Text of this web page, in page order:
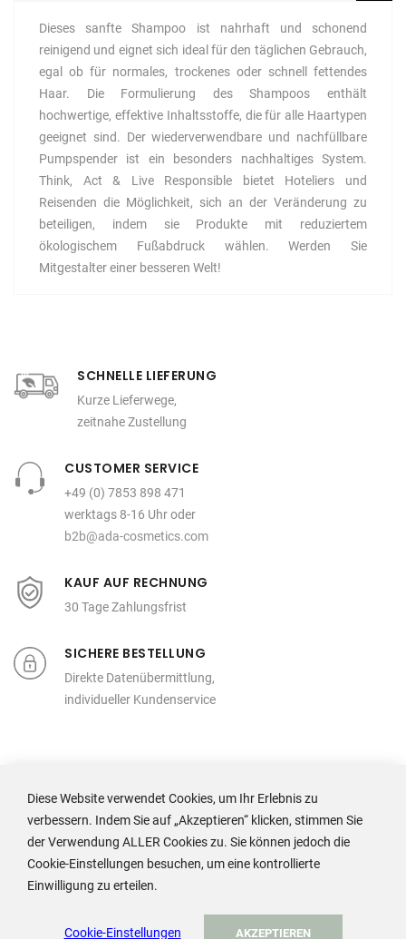
Dieses sanfte Shampoo ist nahrhaft und schonend
reinigend und eignet sich ideal für den täglichen Gebrauch,
egal ob für normales, trockenes oder schnell fettendes
Haar. Die Formulierung des Shampoos enthält
hochwertige, effektive Inhaltsstoffe, die für alle Haartypen
geeignet sind. Der wiederverwendbare und nachfüllbare
Pumpspender ist ein besonders nachhaltiges System.
Think, Act & Live Responsible bietet Hoteliers und
Reisenden die Möglichkeit, sich an der Veränderung zu
beteiligen, indem sie Produkte mit reduziertem
ökologischem Fußabdruck wählen. Werden Sie
Mitgestalter einer besseren Welt!
SCHNELLE LIEFERUNG
Kurze Lieferwege,
zeitnahe Zustellung
CUSTOMER SERVICE
+49 (0) 7853 898 471
werktags 8-16 Uhr oder
b2b@ada-cosmetics.com
KAUF AUF RECHNUNG
30 Tage Zahlungsfrist
SICHERE BESTELLUNG
Direkte Datenübermittlung,
individueller Kundenservice
ADA Cosmetics International GmbH
Diese Website verwendet Cookies, um Ihr Erlebnis zu
verbessern. Indem Sie auf „Akzeptieren“ klicken, stimmen Sie
der Verwendung ALLER Cookies zu. Sie können jedoch die
Cookie-Einstellungen besuchen, um eine kontrollierte
Einwilligung zu erteilen.
Cookie-Einstellungen AKZEPTIEREN